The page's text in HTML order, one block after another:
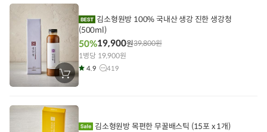
에
기
장
바
에
담
기
(500ml)
50%19,900원39,800원
1병당 19,900원
4.9 419
김소형원방 목편한 무꿀배스틱 (15포 x 1개)